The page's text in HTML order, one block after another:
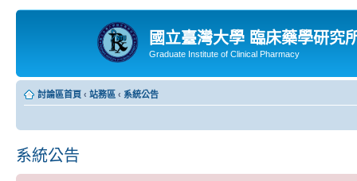
國立臺灣大學 臨床藥學研究
Graduate Institute of Clinical Pharmacy
討論區首頁 ‹ 站務區 ‹ 系統公告
系統公告